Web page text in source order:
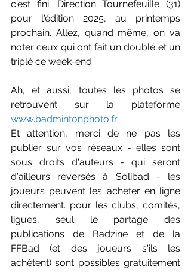
c'est fini. Direction Tournefeuille (31)
pour l'édition 2025, au printemps
prochain. Allez, quand même, on va
noter ceux qui ont fait un doublé et un
triplé ce week-end.
Ah, et aussi, toutes les photos se
www.badmintonphoto.fr
Et attention, merci de ne pas les
publier sur vos réseaux - elles sont
sous droits d'auteurs - qui seront
d'ailleurs reversés à Solibad - les
joueurs peuvent les acheter en ligne
directement. pour les clubs, comités,
ligues, seul le partage des
publications de Badzine et de la
FFBad (et des joueurs s'ils les
achètent) sont possibles gratuitement